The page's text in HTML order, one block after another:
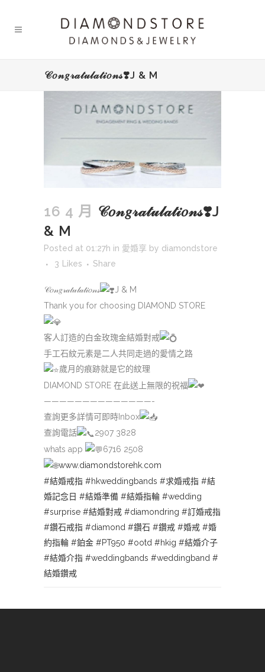
𝒞𝑜𝓃𝑔𝓇𝒶𝓉𝓊𝓁𝒶𝓉𝒾𝑜𝓃𝓈❣️J & M
16 4 月 𝒞𝑜𝓃𝑔𝓇𝒶𝓉𝓊𝓁𝒶𝓉𝒾𝑜𝓃𝓈❣️J
& M
Posted at 01:27h in 愛婚享 by diamondstore
3
Likes Share
𝒞𝑜𝓃𝑔𝓇𝒶𝓉𝓊𝓁𝒶𝓉𝒾𝑜𝓃𝓈
J & M
Thank you for choosing DIAMOND STORE
客人訂造的白金玫瑰金結婚對戒
手工石紋元素是二人共同走過的愛情之路
歲月的痕跡就是它的紋理
DIAMOND STORE 在此送上無限的祝福
——————————————-
查詢更多詳情可即時Inbox
查詢電話
2907 3828
whats app
6716 2508
www.diamondstorehk.com
#結婚戒指 #hkweddingbands #求婚戒指 #結
婚記念日 #結婚準備 #結婚指輪 #wedding
#surprise #結婚對戒 #diamondring #訂婚戒指
#鑽石戒指 #diamond #鑽石 #鑽戒 #婚戒 #婚
約指輪 #鉑金 #PT950 #ootd #hkig #結婚介子
#結婚介指 #weddingbands #weddingband #
結婚鑽戒